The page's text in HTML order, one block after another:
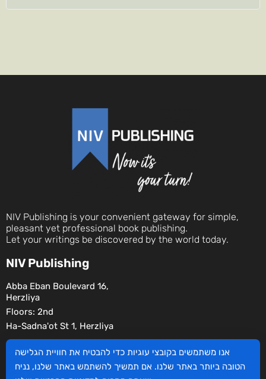
NIV Publishing is your convenient gateway for simple,
pleasant yet professional book publishing.
Let your writings be discovered by the world today.
NIV Publishing
Abba Eban Boulevard 16,
Herzliya
Floors: 2nd
Ha-Sadna'ot St 1, Herzliya
Social
אנו משתמשים בקובצי עוגיות כדי להבטיח את חוויית הגלישה
הטובה ביותר באתר שלנו. אם תמשיך להשתמש באתר שלנו, נניח